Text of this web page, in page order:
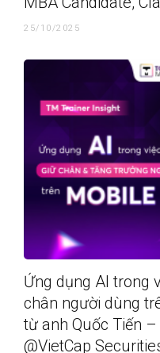
25/10/2025
Ứng dụng AI trong
chân người dùng
từ anh Quốc Tiến
@VietCap